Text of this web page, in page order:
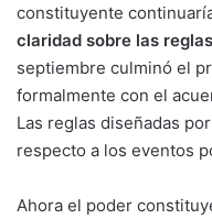
constituyente
claridad sobre las
septiembre culminó el
formalmente con el
Las reglas diseñadas
respecto a los eventos
Ahora el poder